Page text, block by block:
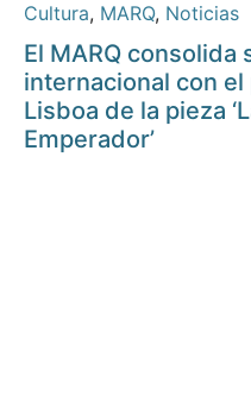
Cultura, MARQ, Noticias
El MARQ consolida
internacional con
Lisboa de la pieza
Emperador’